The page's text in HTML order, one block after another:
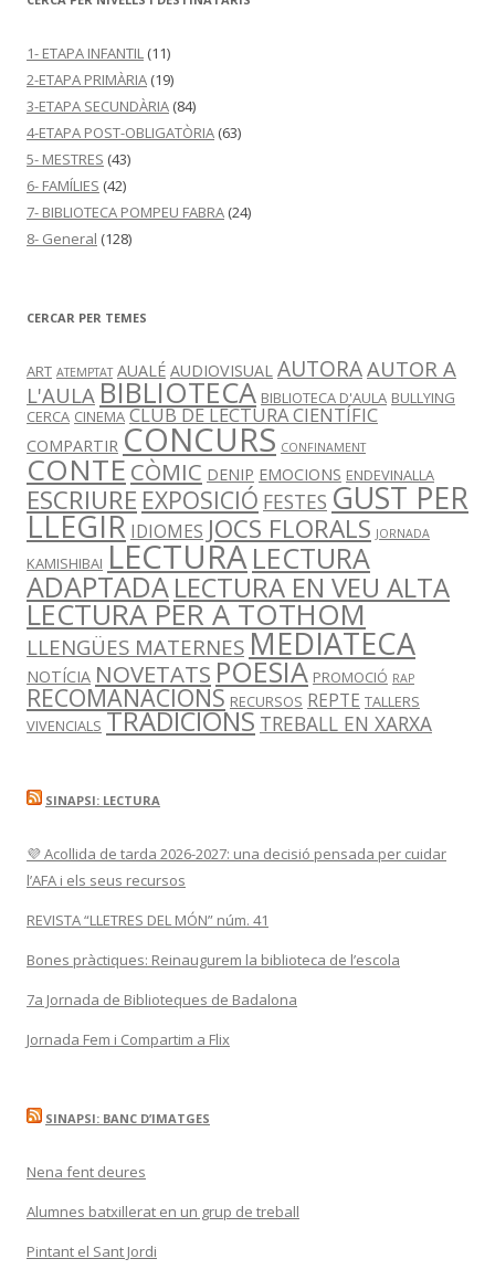
1- ETAPA INFANTIL (11)
2-ETAPA PRIMÀRIA (19)
3-ETAPA SECUNDÀRIA (84)
4-ETAPA POST-OBLIGATÒRIA (63)
5- MESTRES (43)
6- FAMÍLIES (42)
7- BIBLIOTECA POMPEU FABRA (24)
8- General (128)
CERCAR PER TEMES
ART ATEMPTAT AUALÉ AUDIOVISUAL AUTORAAUTOR A
L'AULA BIBLIOTECA BIBLIOTECA D'AULA BULLYING
CERCA CINEMA CLUB DE LECTURA CIENTÍFIC
COMPARTIR CONCURS CONFINAMENT
CONTECÒMIC DENIP EMOCIONS ENDEVINALLA
ESCRIURE EXPOSICIÓ FESTES GUST PER
LLEGIR IDIOMES JOCS FLORALS JORNADA
KAMISHIBAI LECTURALECTURA
ADAPTADALECTURA EN VEU ALTA
LECTURA PER A TOTHOM
LLENGÜES MATERNESMEDIATECA
NOTÍCIA NOVETATS POESIA PROMOCIÓ RAP
RECOMANACIONS RECURSOS REPTE TALLERS
VIVENCIALS TRADICIONS TREBALL EN XARXA
SINAPSI: LECTURA
💜 Acollida de tarda 2026-2027: una decisió pensada per cuidar
l’AFA i els seus recursos
REVISTA “LLETRES DEL MÓN” núm. 41
Bones pràctiques: Reinaugurem la biblioteca de l’escola
7a Jornada de Biblioteques de Badalona
Jornada Fem i Compartim a Flix
SINAPSI: BANC D’IMATGES
Nena fent deures
Alumnes batxillerat en un grup de treball
Pintant el Sant Jordi